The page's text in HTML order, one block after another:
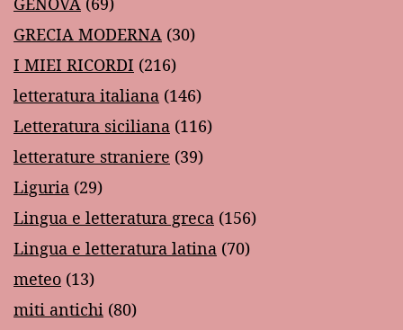
GRECIA MODERNA (30)
I MIEI RICORDI (216)
letteratura italiana (146)
Letteratura siciliana (116)
letterature straniere (39)
Liguria (29)
Lingua e letteratura greca (156)
Lingua e letteratura latina (70)
meteo (13)
miti antichi (80)